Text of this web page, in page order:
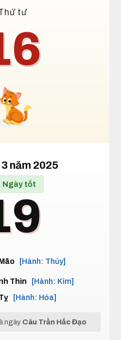
tư
năm 2025
Ngày tốt
[Hành: Thủy]
Thìn
[Hành: Kim]
[Hành: Hỏa]
ngày Câu Trần Hắc Đạo